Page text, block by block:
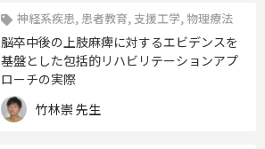
神経系疾患, 患者教育, 支援工学, 物理療法
脳卒中後の上肢麻痺に対するエビデンスを
基盤とした包括的リハビリテーションアプ
ローチの実際
竹林崇 先生